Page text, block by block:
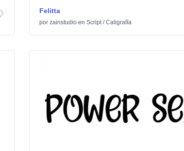
Felitta
por zainstudioen Script/Caligrafía